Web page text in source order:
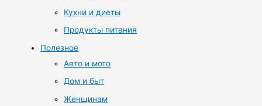
Кухни и диеты
Продукты питания
Полезное
Авто и мото
Дом и быт
Женщинам